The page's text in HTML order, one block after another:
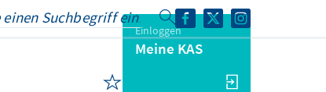
Einloggen
Meine KAS